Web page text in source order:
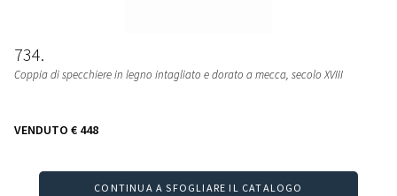
734
Coppia di specchiere in legno intagliato e dorato a mecca, secolo XVIII
VENDUTO € 448
CONTINUA A SFOGLIARE IL CATALOGO